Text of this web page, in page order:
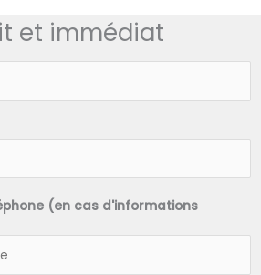
et immédiat
(en cas d'informations